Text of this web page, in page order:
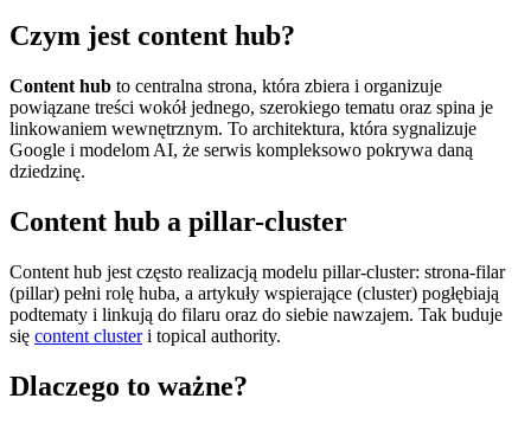
Czym jest content hub?
Content hub to centralna strona, która zbiera i organizuje
powiązane treści wokół jednego, szerokiego tematu oraz spina je
linkowaniem wewnętrznym. To architektura, która sygnalizuje
Google i modelom AI, że serwis kompleksowo pokrywa daną
dziedzinę.
Content hub a pillar-cluster
Content hub jest często realizacją modelu pillar-cluster: strona-filar
(pillar) pełni rolę huba, a artykuły wspierające (cluster) pogłębiają
podtematy i linkują do filaru oraz do siebie nawzajem. Tak buduje
się content clusteri topical authority.
Dlaczego to ważne?